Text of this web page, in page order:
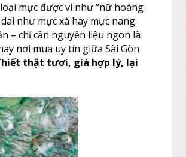
mực được ví như “nữ hoàng
như mực xà hay mực nang
– chỉ cần nguyên liệu ngon là
nơi mua uy tín giữa Sài Gòn
thật tươi, giá hợp lý, lại